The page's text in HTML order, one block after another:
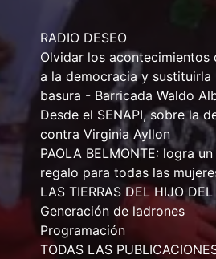
RADIO DESEO
Olvidar los acontecimientos
a la democracia y sustituirla
basura - Barricada Waldo
Desde el SENAPI, sobre la
contra Virginia Ayllon
PAOLA BELMONTE: logra
regalo para todas las
LAS TIERRAS DEL HIJO
Generación de ladrones
Programación
TODAS LAS